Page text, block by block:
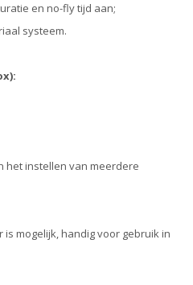
en no-fly tijd aan;
systeem.
het instellen van meerdere
mogelijk, handig voor gebruik in